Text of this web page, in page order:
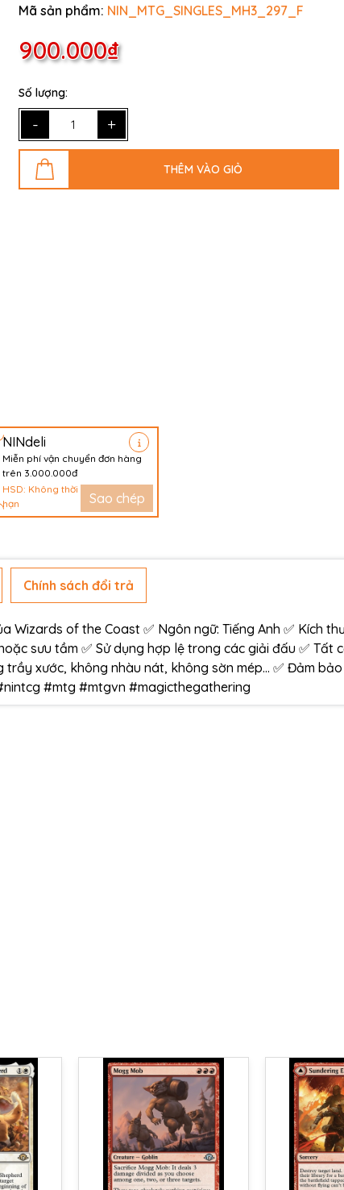
Mã sản phẩm: NIN_MTG_SINGLES_MH3_297_F
900.000₫
Số lượng:
- +
THÊM VÀO GIỎ
NINdeli
Miễn phí vận chuyển đơn hàng
trên 3.000.000đ
HSD: Không thời
hạn
Sao chép
Chính sách đổi trả
Wizards of the Coast ✅ Ngôn ngữ: Tiếng Anh ✅ Kích
sưu tầm ✅ Sử dụng hợp lệ trong các giải đấu ✅ Tất
trầy xước, không nhàu nát, không sờn mép… ✅ Đảm bảo
#mtg #mtgvn #magicthegathering